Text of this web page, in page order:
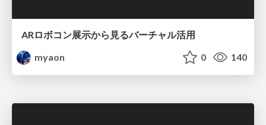
ARロボコン展示から見るバーチャル活用
myaon
0 140